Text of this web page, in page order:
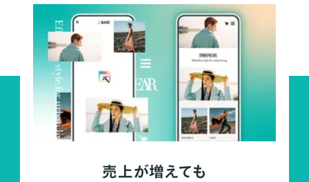
売上が増えても